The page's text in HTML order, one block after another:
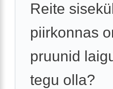
Reite
piirkonnas
pruunid
tegu olla?